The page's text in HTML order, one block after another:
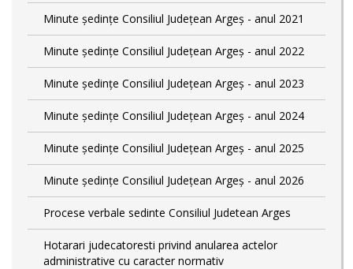
Minute ședințe Consiliul Județean Argeș - anul 2021
Minute ședințe Consiliul Județean Argeș - anul 2022
Minute ședințe Consiliul Județean Argeș - anul 2023
Minute ședințe Consiliul Județean Argeș - anul 2024
Minute ședințe Consiliul Județean Argeș - anul 2025
Minute ședințe Consiliul Județean Argeș - anul 2026
Procese verbale sedinte Consiliul Judetean Arges
Hotarari judecatoresti privind anularea actelor
administrative cu caracter normativ